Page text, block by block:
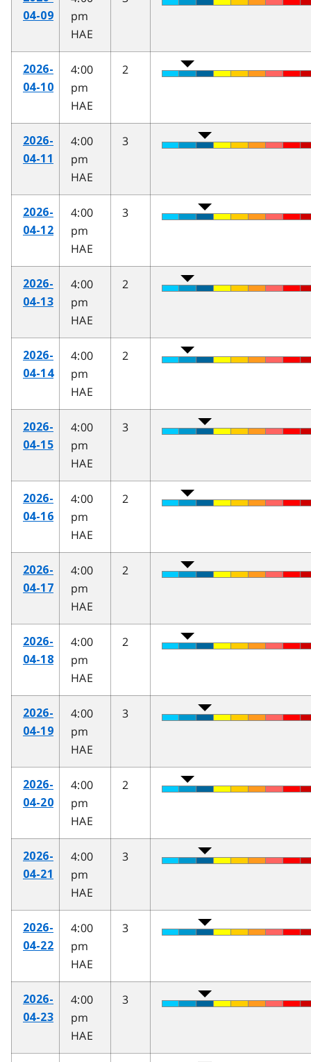
04-09
pm
HAE
2026-
04-10
4:00
pm
HAE
2
2026-
04-11
4:00
pm
HAE
3
2026-
04-12
4:00
pm
HAE
3
2026-
04-13
4:00
pm
HAE
2
2026-
04-14
4:00
pm
HAE
2
2026-
04-15
4:00
pm
HAE
3
2026-
04-16
4:00
pm
HAE
2
2026-
04-17
4:00
pm
HAE
2
2026-
04-18
4:00
pm
HAE
2
2026-
04-19
4:00
pm
HAE
3
2026-
04-20
4:00
pm
HAE
2
2026-
04-21
4:00
pm
HAE
3
2026-
04-22
4:00
pm
HAE
3
2026-
04-23
4:00
pm
HAE
3